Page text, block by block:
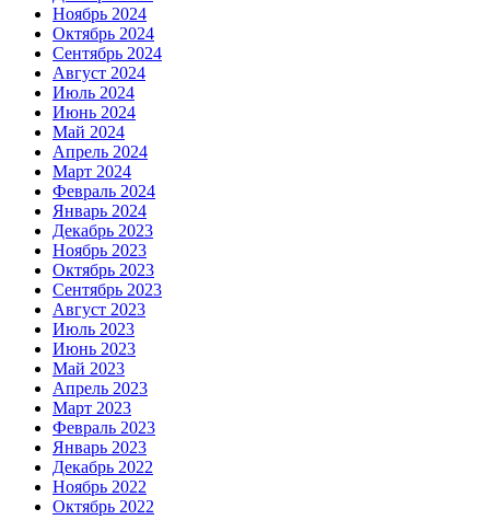
Ноябрь 2024
Октябрь 2024
Сентябрь 2024
Август 2024
Июль 2024
Июнь 2024
Май 2024
Апрель 2024
Март 2024
Февраль 2024
Январь 2024
Декабрь 2023
Ноябрь 2023
Октябрь 2023
Сентябрь 2023
Август 2023
Июль 2023
Июнь 2023
Май 2023
Апрель 2023
Март 2023
Февраль 2023
Январь 2023
Декабрь 2022
Ноябрь 2022
Октябрь 2022